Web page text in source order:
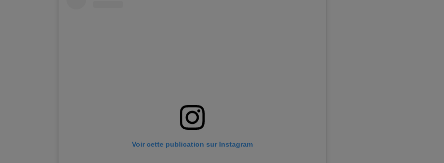
Voir cette publication sur Instagram